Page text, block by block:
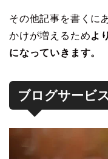
その他記事を書くに
かけが増えるためよ
になっていきます。
ブログサービ